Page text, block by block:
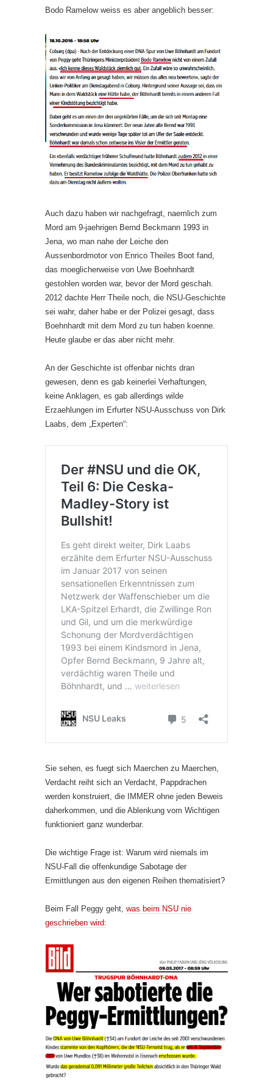
Bodo Ramelow weiss es aber angeblich besser:
Auch dazu haben wir nachgefragt, naemlich zum
Mord am 9-jaehrigen Bernd Beckmann 1993 in
Jena, wo man nahe der Leiche den
Aussenbordmotor von Enrico Theiles Boot fand,
das moeglicherweise von Uwe Boehnhardt
gestohlen worden war, bevor der Mord geschah.
2012 dachte Herr Theile noch, die NSU-Geschichte
sei wahr, daher habe er der Polizei gesagt, dass
Boehnhardt mit dem Mord zu tun haben koenne.
Heute glaube er das aber nicht mehr.
An der Geschichte ist offenbar nichts dran
gewesen, denn es gab keinerlei Verhaftungen,
keine Anklagen, es gab allerdings wilde
Erzaehlungen im Erfurter NSU-Ausschuss von Dirk
Laabs, dem „Experten“:
Sie sehen, es fuegt sich Maerchen zu Maerchen,
Verdacht reiht sich an Verdacht, Pappdrachen
werden konstruiert, die IMMER ohne jeden Beweis
daherkommen, und die Ablenkung vom Wichtigen
funktioniert ganz wunderbar.
Die wichtige Frage ist: Warum wird niemals im
NSU-Fall die offenkundige Sabotage der
Ermittlungen aus den eigenen Reihen thematisiert?
Beim Fall Peggy geht, was beim NSU nie
geschrieben wird: